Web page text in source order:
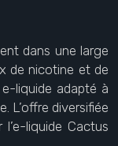
dans une large
de nicotine et de
liquide adapté à
L’offre diversifiée
liquide Cactus